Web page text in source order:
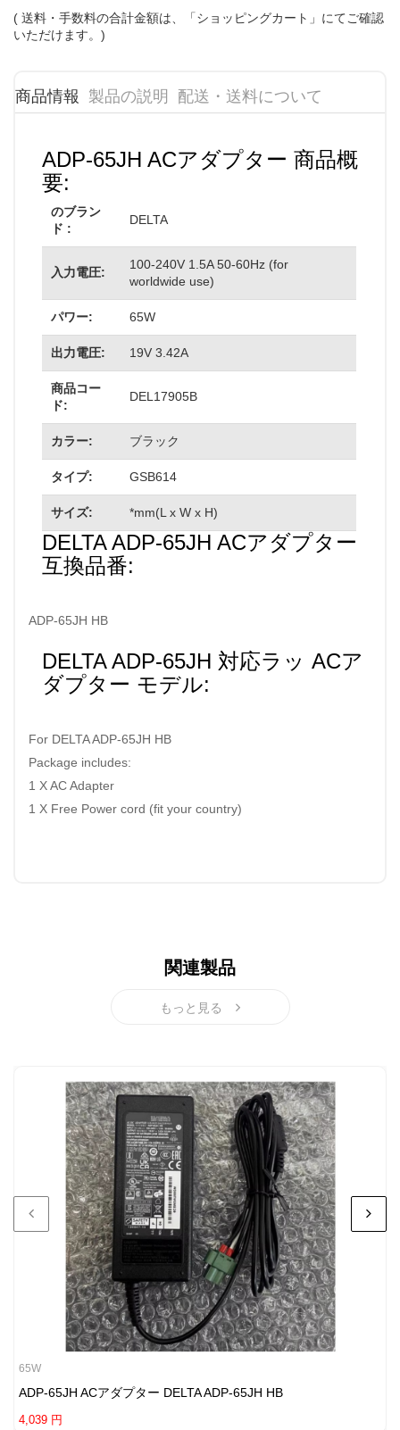
( 送料・手数料の合計金額は、「ショッピングカート」にてご確認
いただけます。)
商品情報 製品の説明 配送・送料について
ADP-65JH ACアダプター 商品概
要:
のブラン
ド :
DELTA
入力電圧:
100-240V 1.5A 50-60Hz (for
worldwide use)
パワー: 65W
出力電圧: 19V 3.42A
商品コー
ド:
DEL17905B
カラー: ブラック
タイプ: GSB614
サイズ: *mm(L x W x H)
DELTA ADP-65JH ACアダプター
互換品番:
ADP-65JH HB
DELTA ADP-65JH 対応ラッ ACア
ダプター モデル:
For DELTA ADP-65JH HB
Package includes:
1 X AC Adapter
1 X Free Power cord (fit your country)
関連製品
もっと見る
65W
ADP-65JH ACアダプター DELTA ADP-65JH HB
4,039 円